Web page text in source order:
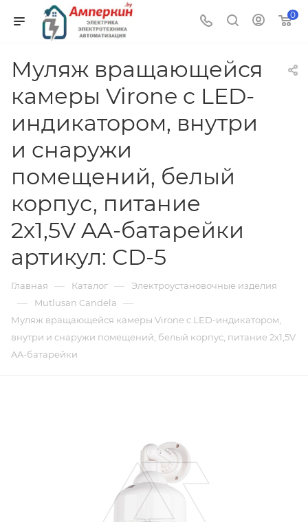
0
Муляж вращающейся
камеры Virone c LED-
индикатором, внутри
и снаружи
помещений, белый
корпус, питание
2x1,5V AA-батарейки
артикул: CD-5
Главная — Каталог — Электроустановочные изделия
— Mutlusan Candela —
Муляж вращающейся камеры Virone c LED-индикатором,
внутри и снаружи помещений, белый корпус, питание 2x1,5V
AA-батарейки